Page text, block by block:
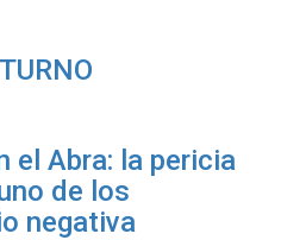
el Abra: la pericia
de los
negativa